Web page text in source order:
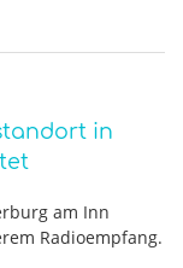
in
am Inn
Radioempfang.